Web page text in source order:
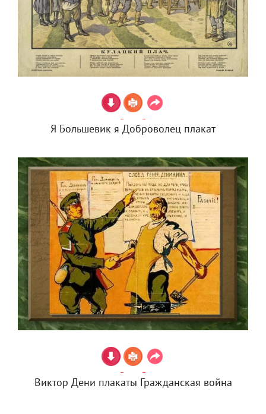
Я Большевик я Доброволец плакат
Виктор Дени плакаты Гражданская война